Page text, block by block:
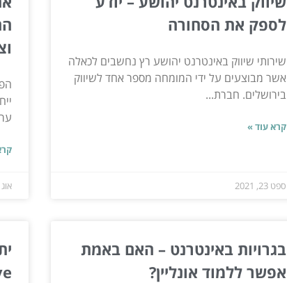
לספק את הסחורה
שירותי שיווק באינטרנט יהושע רץ נחשבים לכאלה
אשר מבוצעים על ידי המומחה מספר אחד לשיווק
בירושלים. חברת...
קרא עוד »
ספט 23, 2021 אוג 01, 2024
בגרויות באינטרנט – האם באמת
אפשר ללמוד אונליין?